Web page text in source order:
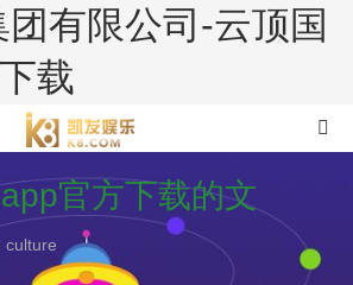
有限公司-云顶国
载
官方下载的文